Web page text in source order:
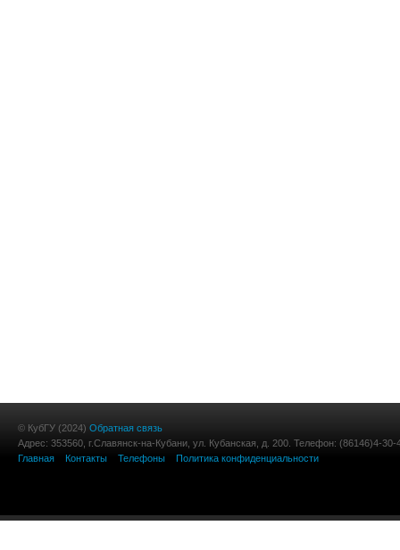
© КубГУ (2024) Обратная связь
Адрес: 353560, г.Славянск-на-Кубани, ул. Кубанская, д. 200. Телефон: (86146)4-30-
Главная
Контакты Телефоны Политика конфиденциальности